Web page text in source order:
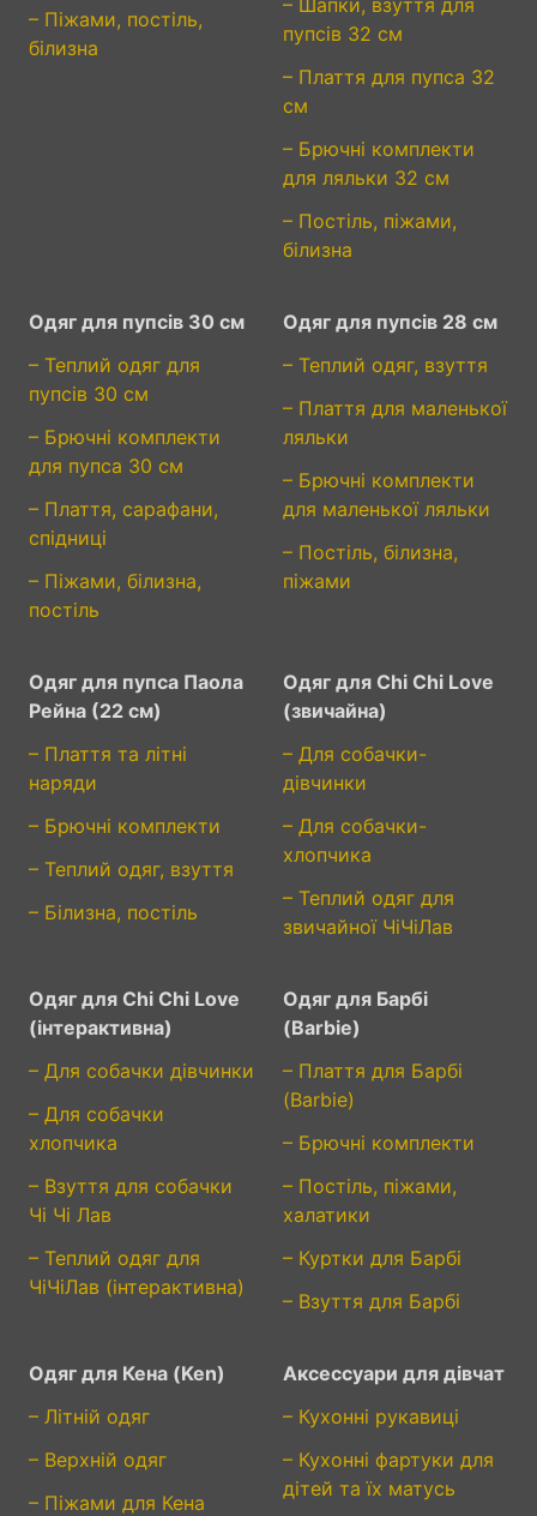
– Піжами, постіль,
білизна
– Шапки, взуття для
пупсів 32 см
– Плаття для пупса 32
см
– Брючні комплекти
для ляльки 32 см
– Постіль, піжами,
білизна
Одяг для пупсів 30 см
– Теплий одяг для
пупсів 30 см
– Брючні комплекти
для пупса 30 см
– Плаття, сарафани,
спідниці
– Піжами, білизна,
постіль
Одяг для пупсів 28 см
– Теплий одяг, взуття
– Плаття для маленької
ляльки
– Брючні комплекти
для маленької ляльки
– Постіль, білизна,
піжами
Одяг для пупса Паола
Рейна (22 см)
– Плаття та літні
наряди
– Брючні комплекти
– Теплий одяг, взуття
– Білизна, постіль
Одяг для Chi Chi Love
(звичайна)
– Для собачки-
дівчинки
– Для собачки-
хлопчика
– Теплий одяг для
звичайної ЧіЧіЛав
Одяг для Chi Chi Love
(інтерактивна)
– Для собачки дівчинки
– Для собачки
хлопчика
– Взуття для собачки
Чі Чі Лав
– Теплий одяг для
ЧіЧіЛав (інтерактивна)
Одяг для Барбі
(Barbie)
– Плаття для Барбі
(Barbie)
– Брючні комплекти
– Постіль, піжами,
халатики
– Куртки для Барбі
– Взуття для Барбі
Одяг для Кена (Ken)
– Літній одяг
– Верхній одяг
– Піжами для Кена
Аксессуари для дівчат
– Кухонні рукавиці
– Кухонні фартуки для
дітей та їх матусь